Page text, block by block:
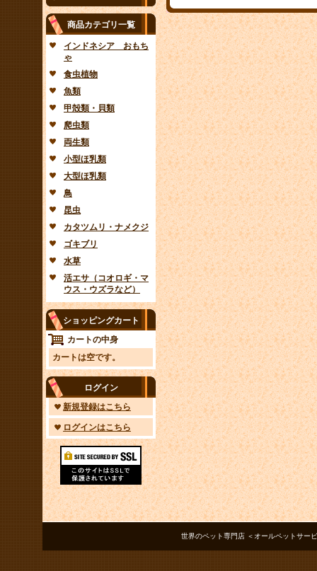
商品カテゴリ一覧
インドネシア おもち
ゃ
食虫植物
魚類
甲殻類・貝類
爬虫類
両生類
小型ほ乳類
大型ほ乳類
鳥
昆虫
カタツムリ・ナメクジ
ゴキブリ
水草
活エサ（コオロギ・マ
ウス・ウズラなど）
ショッピングカート
カートの中身
カートは空です。
ログイン
新規登録はこちら
ログインはこちら
世界のペット専門店 ＜オールペットサー